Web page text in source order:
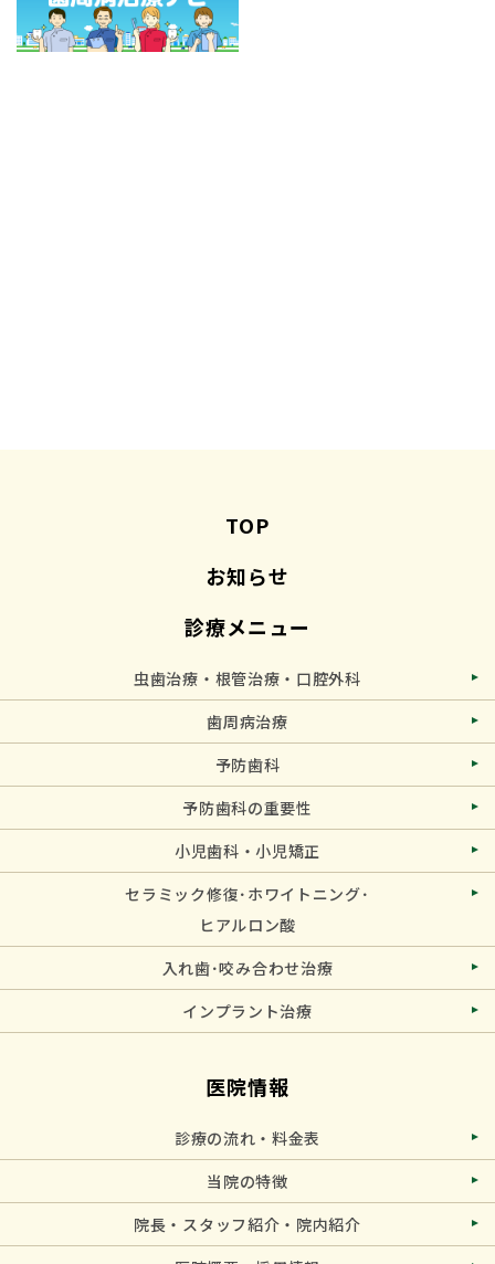
TOP
お知らせ
診療メニュー
虫歯治療・根管治療・口腔外科
歯周病治療
予防歯科
予防歯科の重要性
小児歯科・小児矯正
セラミック修復･ホワイトニング･
ヒアルロン酸
入れ歯･咬み合わせ治療
インプラント治療
医院情報
診療の流れ・料金表
当院の特徴
院長・スタッフ紹介・院内紹介